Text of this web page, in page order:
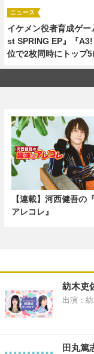
イケメン役者育成ゲ
st SPRING EP』『
位で2枚同時にトップ5
ニュース
【連載】河西健吾の
アレコレ』
紡木吏
出演：
田丸篤